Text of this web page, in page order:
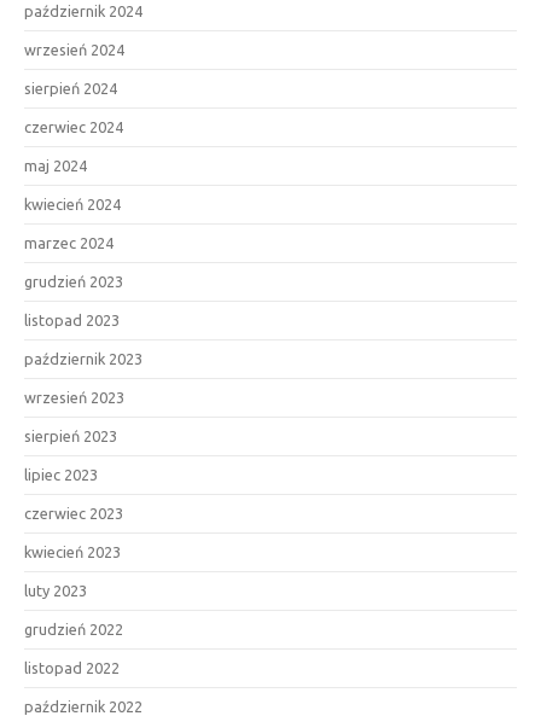
październik 2024
wrzesień 2024
sierpień 2024
czerwiec 2024
maj 2024
kwiecień 2024
marzec 2024
grudzień 2023
listopad 2023
październik 2023
wrzesień 2023
sierpień 2023
lipiec 2023
czerwiec 2023
kwiecień 2023
luty 2023
grudzień 2022
listopad 2022
październik 2022